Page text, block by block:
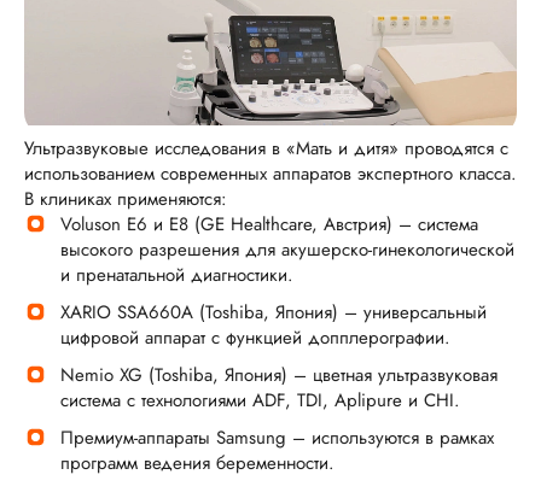
Ультразвуковые исследования в «Мать и дитя» проводятся с
использованием современных аппаратов экспертного класса.
В клиниках применяются:
Voluson E6 и E8 (GE Healthcare, Австрия) – система
высокого разрешения для акушерско-гинекологической
и пренатальной диагностики.
XARIO SSA660A (Toshiba, Япония) – универсальный
цифровой аппарат с функцией допплерографии.
Nemio XG (Toshiba, Япония) – цветная ультразвуковая
система с технологиями ADF, TDI, Aplipure и CHI.
Премиум-аппараты Samsung – используются в рамках
программ ведения беременности.